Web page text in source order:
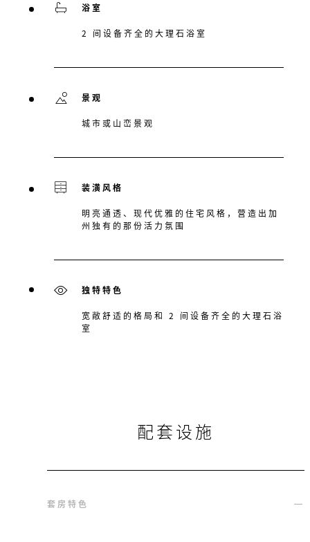
浴室
2 间设备齐全的大理石浴室
景观
城市或山峦景观
装潢风格
明亮通透、现代优雅的住宅风格，营造出加
州独有的那份活力氛围
独特特色
宽敞舒适的格局和 2 间设备齐全的大理石浴
室
配套设施
套房特色